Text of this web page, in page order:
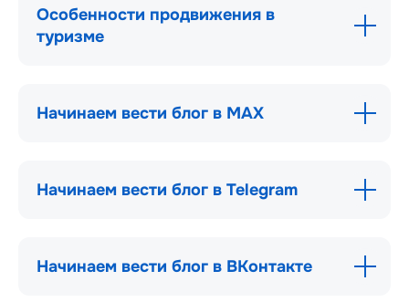
Особенности продвижения в
туризме
Начинаем вести блог в МАХ
Начинаем вести блог в Telegram
Начинаем вести блог в ВКонтакте